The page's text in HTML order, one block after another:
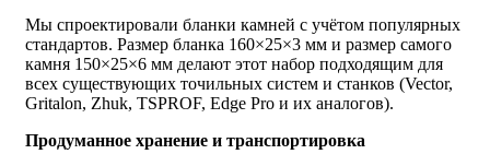
Мы спроектировали бланки камней с учётом популярных
стандартов. Размер бланка 160×25×3 мм и размер самого
камня 150×25×6 мм делают этот набор подходящим для
всех существующих точильных систем и станков (Vector,
Gritalon, Zhuk, TSPROF, Edge Pro и их аналогов).
Продуманное хранение и транспортировка